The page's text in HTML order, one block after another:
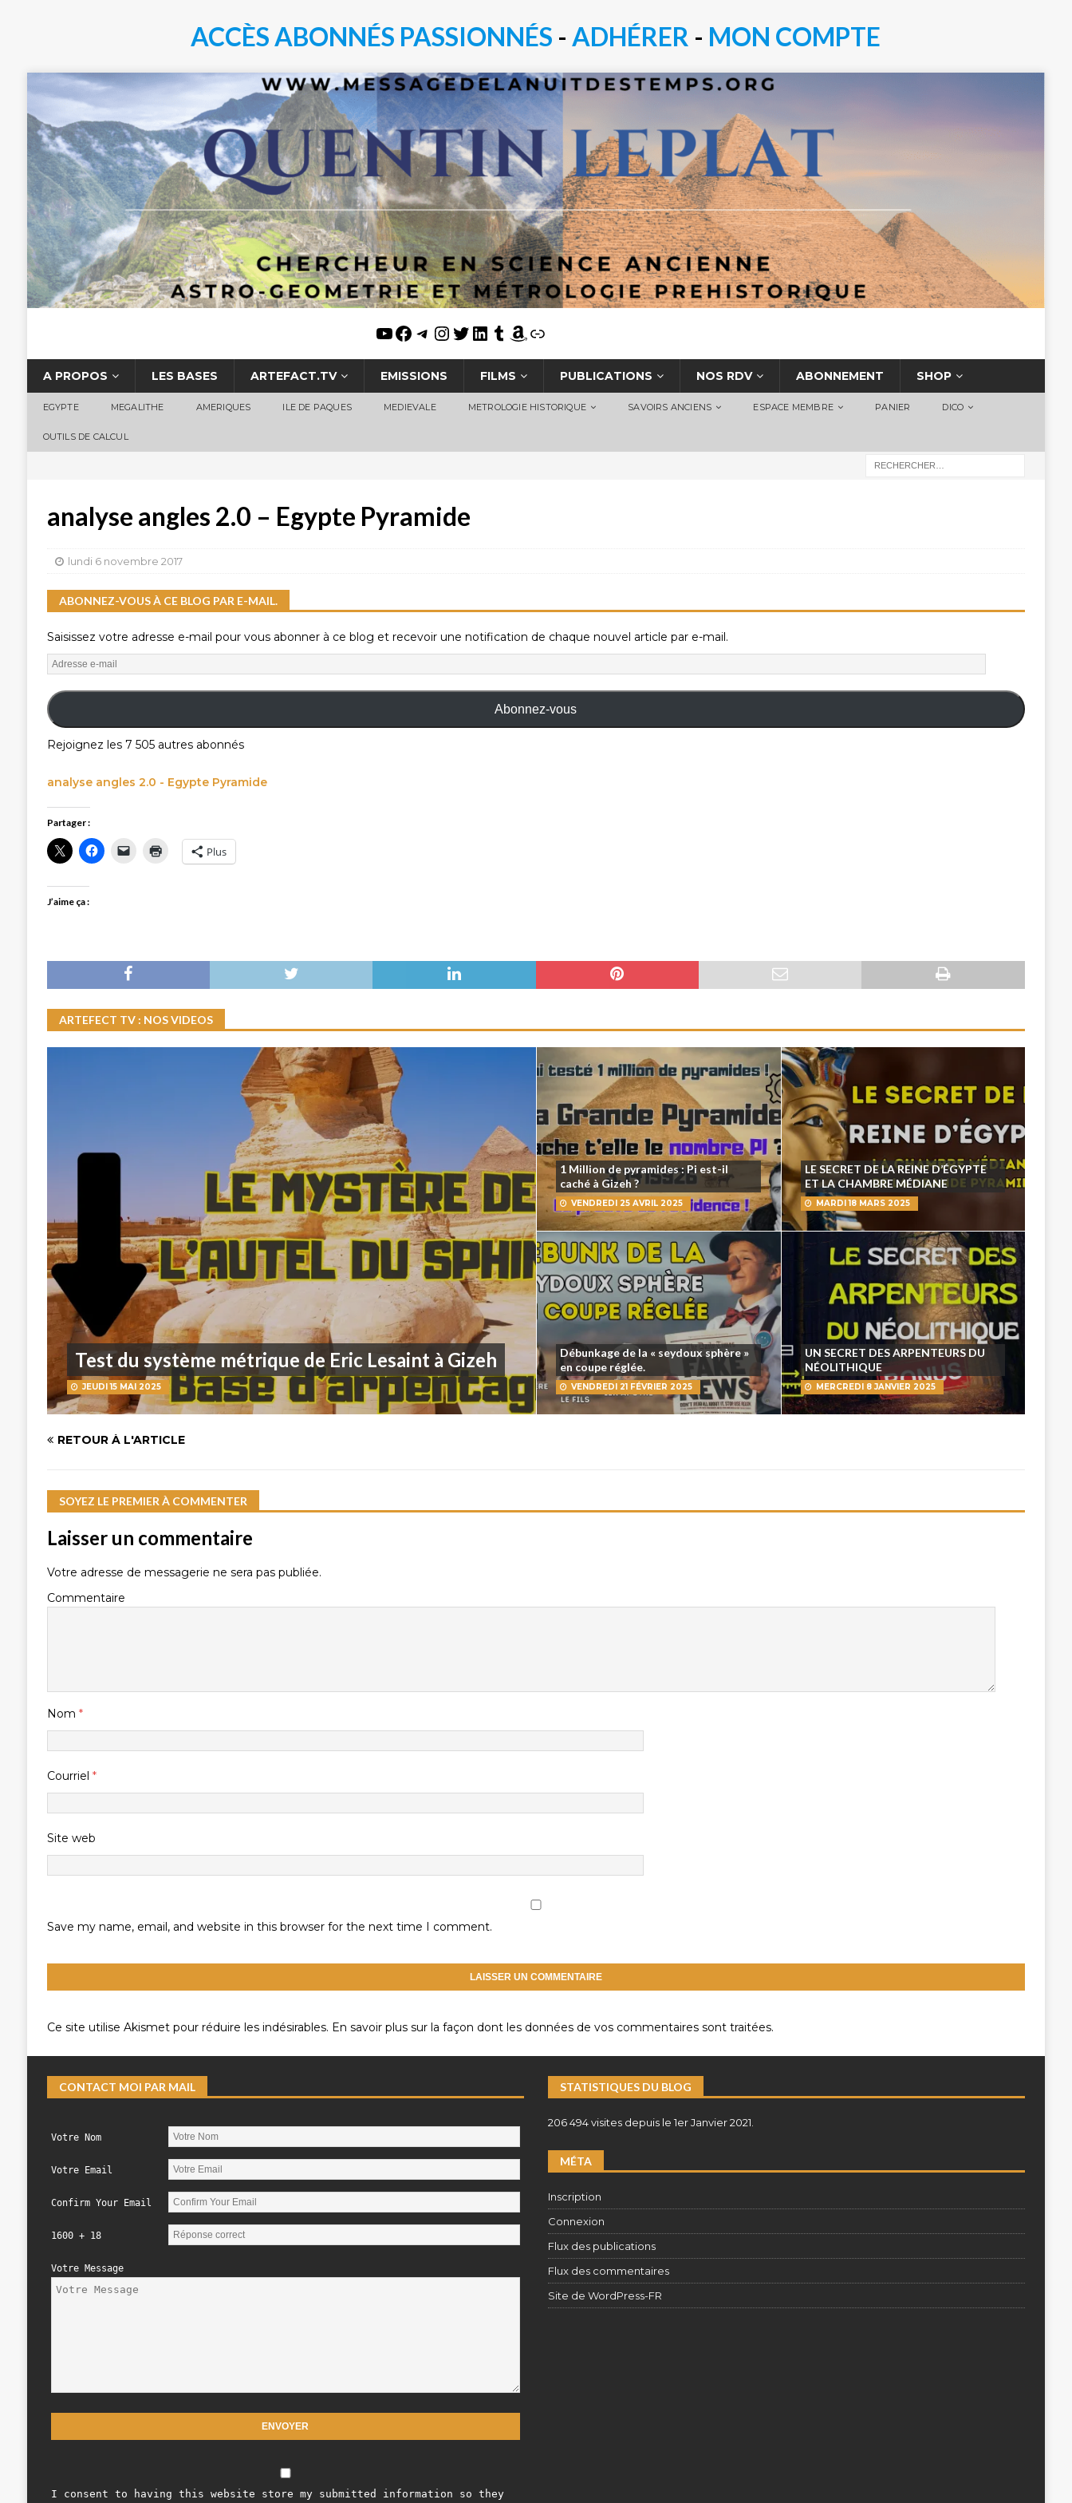
ACCÈS ABONNÉS PASSIONNÉS -ADHÉRER - MON COMPTE
A PROPOS LES BASES ARTEFACT.TV EMISSIONS FILMS PUBLICATIONS NOS RDV ABONNEMENT SHOP
EGYPTE MEGALITHE AMERIQUES ILE DE PAQUES MEDIEVALE METROLOGIE HISTORIQUE SAVOIRS ANCIENS ESPACE MEMBRE PANIER DICO
OUTILS DE CALCUL
analyse angles 2.0 – Egypte Pyramide
lundi 6 novembre 2017
ABONNEZ-VOUS À CE BLOG PAR E-MAIL.
Saisissez votre adresse e-mail pour vous abonner à ce blog et recevoir une notification de chaque nouvel article par e-mail.
Abonnez-vous
Rejoignez les 7 505 autres abonnés
analyse angles 2.0 - Egypte Pyramide
Partager :
Plus
J’aime ça :
ARTEFECT TV : NOS VIDEOS
Test du système métrique de Eric Lesaint à Gizeh
JEUDI 15 MAI 2025
1 Million de pyramides : Pi est-il
caché à Gizeh ?
VENDREDI 25 AVRIL 2025
LE SECRET DE LA REINE D’ÉGYPTE
ET LA CHAMBRE MÉDIANE
MARDI 18 MARS 2025
Débunkage de la « seydoux sphère »
en coupe réglée.
VENDREDI 21 FÉVRIER 2025
UN SECRET DES ARPENTEURS DU
NÉOLITHIQUE
MERCREDI 8 JANVIER 2025
RETOUR À L'ARTICLE
SOYEZ LE PREMIER À COMMENTER
Laisser un commentaire
Votre adresse de messagerie ne sera pas publiée.
Commentaire
Nom *
Courriel *
Site web
Save my name, email, and website in this browser for the next time I comment.
Ce site utilise Akismet pour réduire les indésirables. En savoir plus sur la façon dont les données de vos commentaires sont traitées.
CONTACT MOI PAR MAIL
Votre Nom
Votre Email
Confirm Your Email
1600 + 18
Votre Message
I consent to having this website store my submitted information so they
STATISTIQUES DU BLOG
206 494 visites depuis le 1er Janvier 2021.
MÉTA
Inscription
Connexion
Flux des publications
Flux des commentaires
Site de WordPress-FR